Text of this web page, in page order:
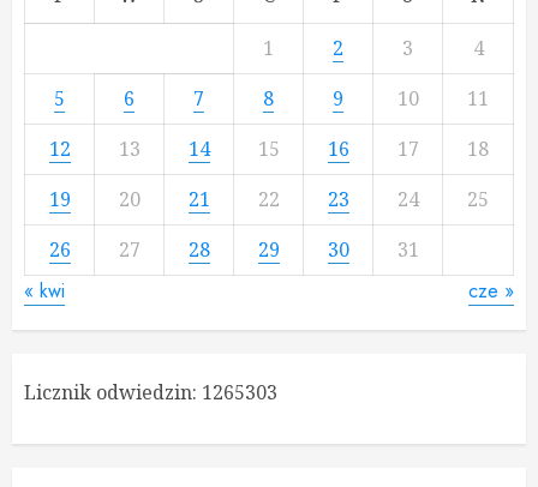
1
2 3
4
5
6 7 8 9 10
11
12
13 14 15 16 17
18
19
20 21 22 23 24
25
26
27 28 29 30 31
« kwi cze »
Licznik odwiedzin: 1265303